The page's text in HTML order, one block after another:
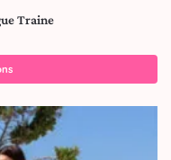
Traine